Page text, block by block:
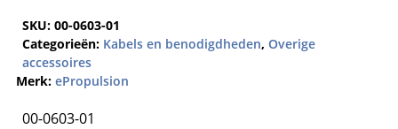
SKU: 00-0603-01
Categorieën: Kabels en benodigdheden, Overige
accessoires
Merk: ePropulsion
00-0603-01